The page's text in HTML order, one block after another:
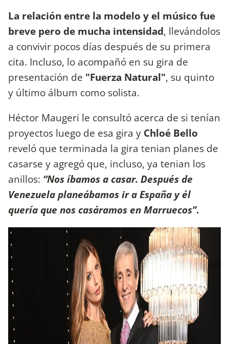
La relación entre la modelo y el músico fue
breve pero de mucha intensidad, llevándolos
a convivir pocos días después de su primera
cita. Incluso, lo acompañó en su gira de
presentación de "Fuerza Natural", su quinto
y último álbum como solista.
Héctor Maugeri le consultó acerca de si tenían
proyectos luego de esa gira y Chloé Bello
reveló que terminada la gira tenian planes de
casarse y agregó que, incluso, ya tenian los
anillos: “Nos íbamos a casar. Después de
Venezuela planeábamos ir a España y él
quería que nos casáramos en Marruecos”.